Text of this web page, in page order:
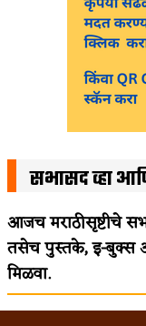
सभासद व्हा
आजच मराठीसृष्टीचे
तसेच पुस्तके, इ-बुक्स
मिळवा.